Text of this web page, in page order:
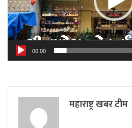
00:00
महाराष्ट्र खबर टीम